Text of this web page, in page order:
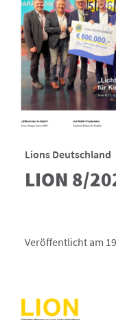
Lions Deutschland
LION 8/
Veröffentlicht am